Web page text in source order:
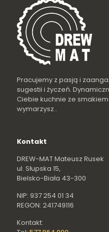
Pracujemy z pasją i
sugestii i życzeń.
Ciebie kuchnie ze
wymarzysz..
Kontakt
DREW-MAT Mateusz Rusek
ul. Słupska 15,
Bielsko-Biała 43-300
NIP: 937 254 01 34
REGON: 241749116
Kontakt: